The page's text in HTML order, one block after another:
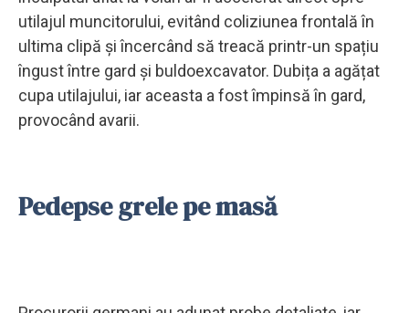
utilajul muncitorului, evitând coliziunea frontală în
ultima clipă și încercând să treacă printr-un spațiu
îngust între gard și buldoexcavator. Dubița a agățat
cupa utilajului, iar aceasta a fost împinsă în gard,
provocând avarii.
Pedepse grele pe masă